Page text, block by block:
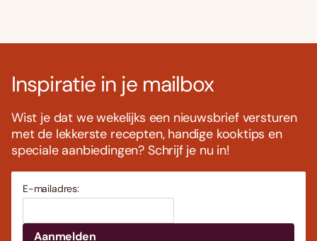
Inspiratie in je mailbox
Wist je dat we wekelijks een nieuwsbrief versturen
met de lekkerste recepten, handige kooktips en
speciale aanbiedingen? Schrijf je nu in!
E-mailadres: